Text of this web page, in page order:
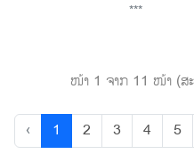
***
ໜ້າ 1 ຈາກ 11 ໜ້າ (ສ
‹ 1 2 3 4 5